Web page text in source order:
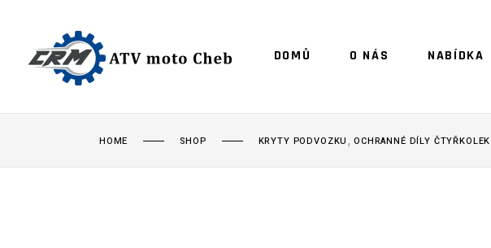
DOMŮ O NÁS NABÍDKA
HOME SHOP KRYTY PODVOZKU ,OCHRANNÉ DÍLY ČTYŘKOLEK